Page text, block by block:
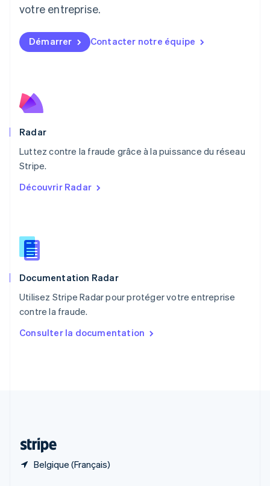
votre entreprise.
Démarrer Contacter notre équipe
Radar
Luttez contre la fraude grâce à la puissance du réseau
Stripe.
Découvrir Radar
Documentation Radar
Utilisez Stripe Radar pour protéger votre entreprise
contre la fraude.
Consulter la documentation
Belgique (Français)
Malaisie
Malte
English
Mexique
Nouvelle-Zélande
English
Pays-Bas
Pologne
English
PortuguêsEnglish
English
Roumanie
Royaume-Uni
Singapour
English简体中文
English